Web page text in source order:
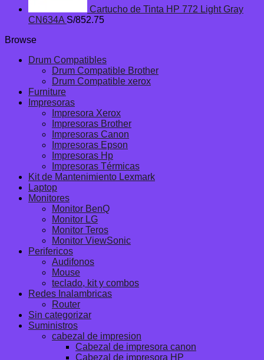
Cartucho de Tinta HP 772 Light Gray
CN634A S/852.75
Browse
Drum Compatibles
Drum Compatible Brother
Drum Compatible xerox
Furniture
Impresoras
Impresora Xerox
Impresoras Brother
Impresoras Canon
Impresoras Epson
Impresoras Hp
Impresoras Térmicas
Kit de Mantenimiento Lexmark
Laptop
Monitores
Monitor BenQ
Monitor LG
Monitor Teros
Monitor ViewSonic
Perifericos
Audifonos
Mouse
teclado, kit y combos
Redes Inalambricas
Router
Sin categorizar
Suministros
cabezal de impresion
Cabezal de impresora canon
Cabezal de impresora HP